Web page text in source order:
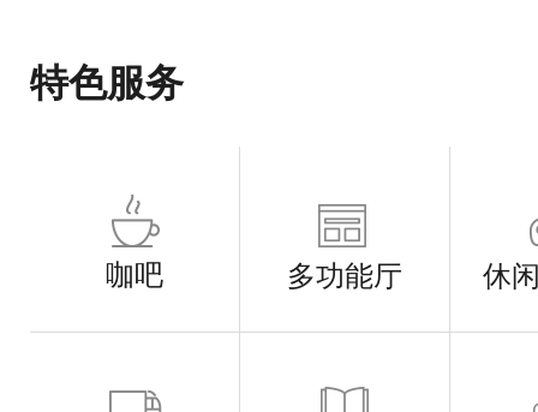
特色服务
咖吧 多功能厅 休